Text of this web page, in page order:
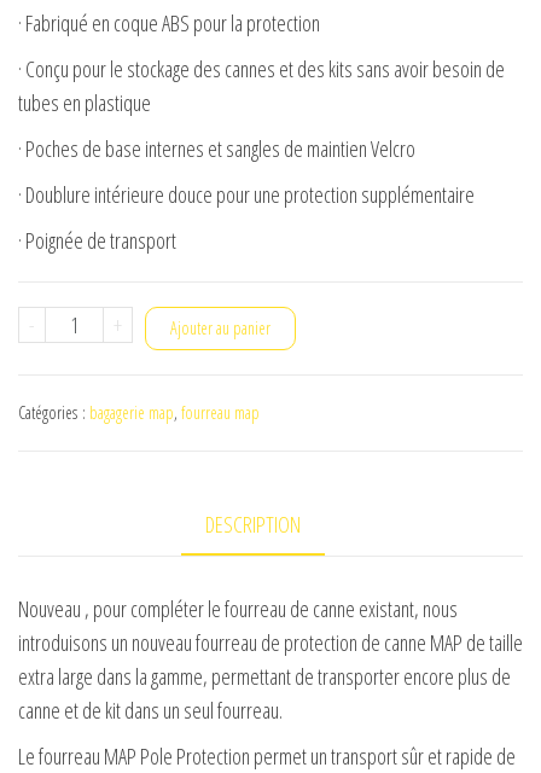
· Fabriqué en coque ABS pour la protection
· Conçu pour le stockage des cannes et des kits sans avoir besoin de
tubes en plastique
· Poches de base internes et sangles de maintien Velcro
· Doublure intérieure douce pour une protection supplémentaire
· Poignée de transport
-
quantité
pole
+ Ajouter au panier
Catégories : bagagerie map, fourreau map
DESCRIPTION
Nouveau , pour compléter le fourreau de canne existant, nous
introduisons un nouveau fourreau de protection de canne MAP de taille
extra large dans la gamme, permettant de transporter encore plus de
canne et de kit dans un seul fourreau.
Le fourreau MAP Pole Protection permet un transport sûr et rapide de